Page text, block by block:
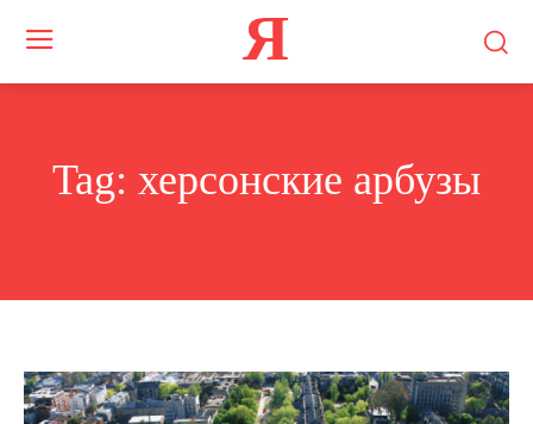
Я
Tag: херсонские арбузы